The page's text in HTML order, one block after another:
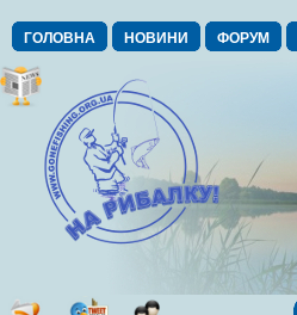
ГОЛОВНА НОВИНИ ФОРУМ